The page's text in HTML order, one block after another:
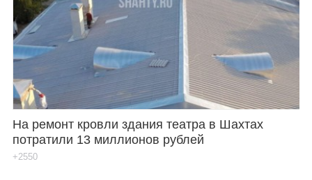
На ремонт кровли здания театра в Шахтах
потратили 13 миллионов рублей
+2550